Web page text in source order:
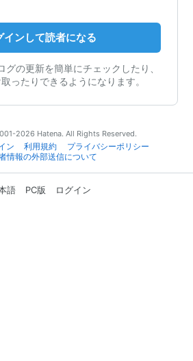
インして読者になる
グの更新を簡単にチェックしたり、
ったりできるようになります。
2026 Hatena. All Rights Reserved.
ン 利用規約
プライバシーポリシー
情報の外部送信について
語 PC版 ログイン